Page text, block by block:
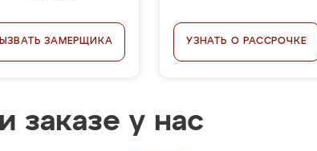
ЗАМЕРЩИКА УЗНАТЬ О РАССРОЧКЕ
заказе у нас